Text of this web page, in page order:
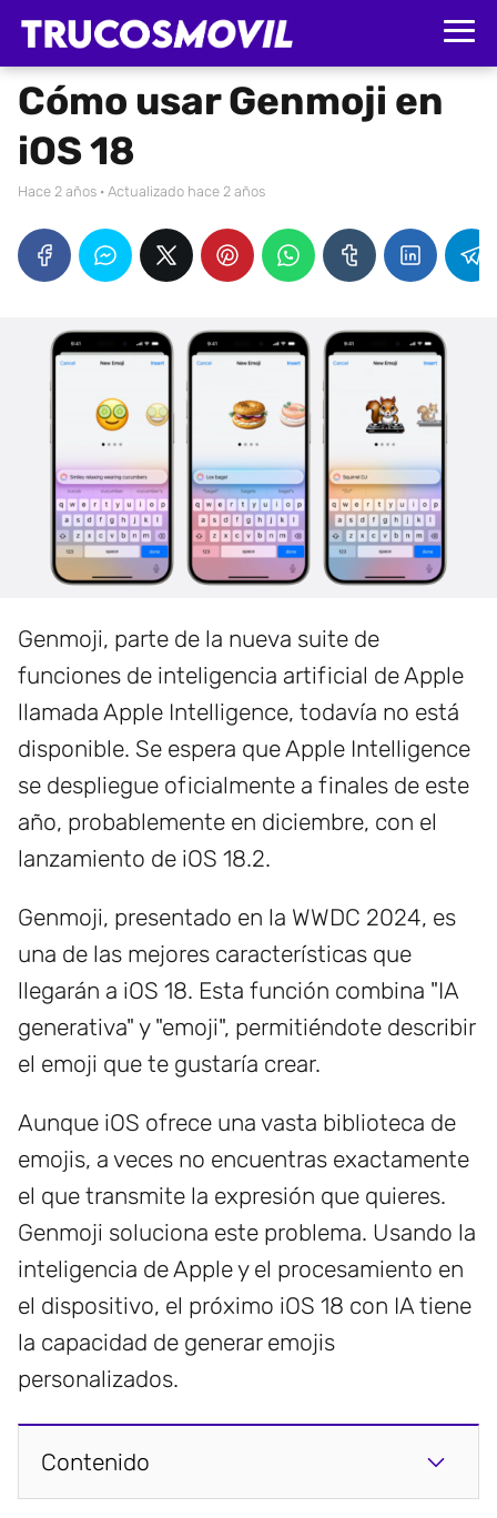
Cómo usar Genmoji en
iOS 18
hace 2 años · Actualizado hace 2 años
Genmoji, parte de la nueva suite de
funciones de inteligencia artificial de Apple
llamada Apple Intelligence, todavía no está
disponible. Se espera que Apple Intelligence
se despliegue oficialmente a finales de este
año, probablemente en diciembre, con el
lanzamiento de iOS 18.2.
Genmoji, presentado en la WWDC 2024, es
una de las mejores características que
llegarán a iOS 18. Esta función combina "IA
generativa" y "emoji", permitiéndote describir
el emoji que te gustaría crear.
Aunque iOS ofrece una vasta biblioteca de
emojis, a veces no encuentras exactamente
el que transmite la expresión que quieres.
Genmoji soluciona este problema. Usando la
inteligencia de Apple y el procesamiento en
el dispositivo, el próximo iOS 18 con IA tiene
la capacidad de generar emojis
personalizados.
Contenido